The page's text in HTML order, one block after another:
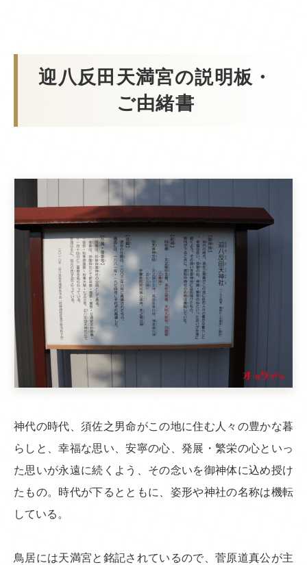
迎八反田天満宮の説明板・
ご由緒書
神代の時代、須佐之男命がこの地に住む人々の豊かな暮
らしと、幸福な思い、安寧の心、発展・繁栄の心といっ
た思いが永遠に続くよう、その念いを御神体に込め授け
たもの。時代が下るとともに、姿形や神社の名称は機転
している。
鳥居には天満宮と銘記されているので、菅原道真公が主